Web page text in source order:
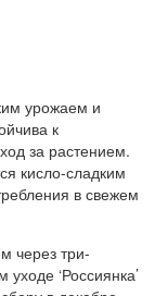
урожаем и
к
за растением.
кисло-сладким
в свежем
через три-
‘Россиянка’